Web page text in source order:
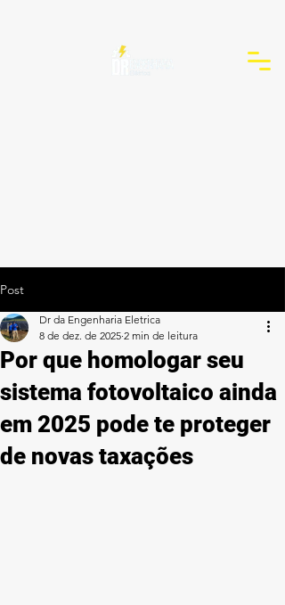
Post
Por que homologar seu
sistema fotovoltaico ainda
em 2025 pode te proteger
de novas taxações
Dr da Engenharia Eletrica
8 de dez. de 2025 2 min de leitura